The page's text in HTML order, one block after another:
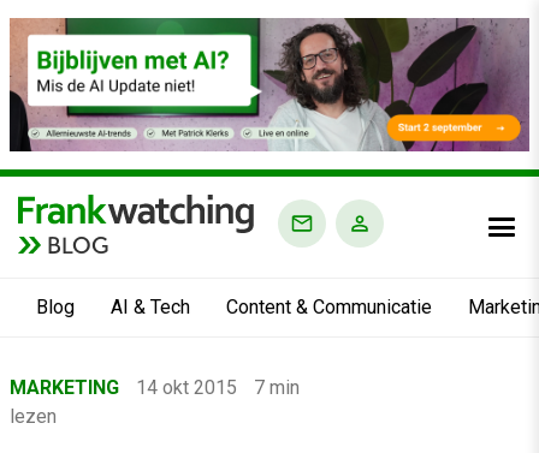
BLOG
Blog AI & Tech Content & Communicatie
›MARKETING 14 okt 2015
7 min
lezen